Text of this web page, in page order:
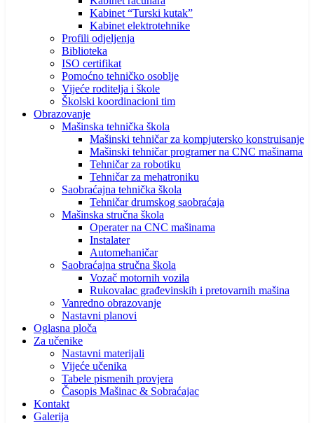
Kabinet “Turski kutak”
Kabinet elektrotehnike
Profili odjeljenja
Biblioteka
ISO certifikat
Pomoćno tehničko osoblje
Vijeće roditelja i škole
Školski koordinacioni tim
Obrazovanje
Mašinska tehnička škola
Mašinski tehničar za kompjutersko konstruisanje
Mašinski tehničar programer na CNC mašinama
Tehničar za robotiku
Tehničar za mehatroniku
Saobraćajna tehnička škola
Tehničar drumskog saobraćaja
Mašinska stručna škola
Operater na CNC mašinama
Instalater
Automehaničar
Saobraćajna stručna škola
Vozač motornih vozila
Rukovalac građevinskih i pretovarnih mašina
Vanredno obrazovanje
Nastavni planovi
Oglasna ploča
Za učenike
Nastavni materijali
Vijeće učenika
Tabele pismenih provjera
Časopis Mašinac & Sobraćajac
Kontakt
Galerija